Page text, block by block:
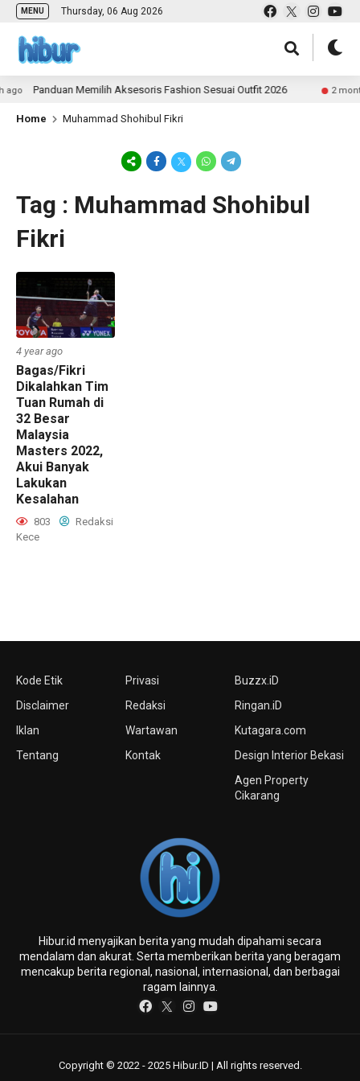
MENU Thursday, 06 Aug 2026
Panduan Memilih Aksesoris Fashion Sesuai Outfit 2026 2 month
Home Muhammad Shohibul Fikri
Tag : Muhammad Shohibul
Fikri
4 year ago
Bagas/Fikri
Dikalahkan Tim
Tuan Rumah di
32 Besar
Malaysia
Masters 2022,
Akui Banyak
Lakukan
Kesalahan
803
Redaksi
Kece
Kode Etik
Disclaimer
Iklan
Tentang
Privasi
Redaksi
Wartawan
Kontak
Buzzx.iD
Ringan.iD
Kutagara.com
Design Interior Bekasi
Agen Property
Cikarang
Hibur.id menyajikan berita yang mudah dipahami secara
mendalam dan akurat. Serta memberikan berita yang beragam
mencakup berita regional, nasional, internasional, dan berbagai
ragam lainnya.
Copyright © 2022 - 2025 Hibur.ID | All rights reserved.